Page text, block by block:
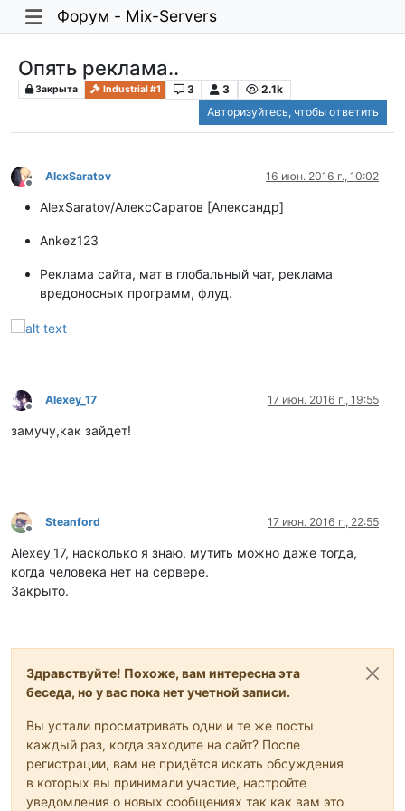
Форум - Mix-Servers
Опять реклама..
Закрыта Industrial #1 3 3
2.1k
Авторизуйтесь, чтобы ответить
Не в сети
AlexSaratov 16 июн. 2016 г., 10:02
AlexSaratov/АлексСаратов [Александр]
Ankez123
Реклама сайта, мат в глобальный чат, реклама
вредоносных программ, флуд.
Не в сети
Alexey_17 17 июн. 2016 г., 19:55
замучу,как зайдет!
Не в сети
Steanford 17 июн. 2016 г., 22:55
Alexey_17, насколько я знаю, мутить можно даже тогда,
когда человека нет на сервере.
Закрыто.
Здравствуйте! Похоже, вам интересна эта
беседа, но у вас пока нет учетной записи.
Вы устали просматривать одни и те же посты
каждый раз, когда заходите на сайт? После
регистрации, вам не придётся искать обсуждения
в которых вы принимали участие, настройте
уведомления о новых сообщениях так как вам это